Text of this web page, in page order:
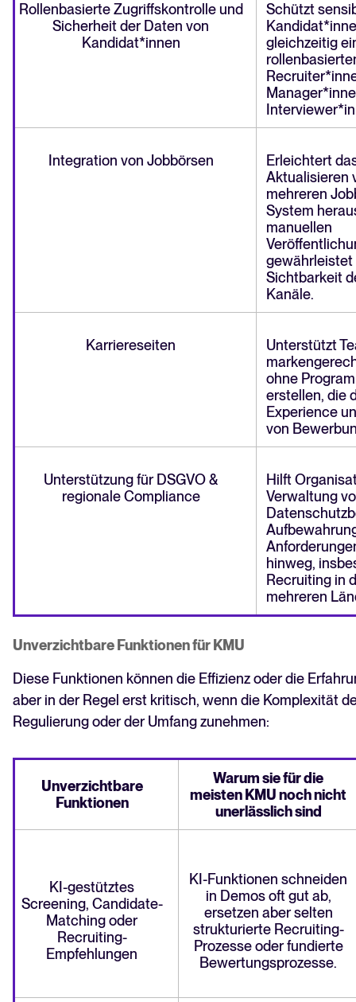
Rollenbasierte Zugriffskontrolle und
Sicherheit der Daten von
Kandidat*innen
Schützt
gleichzeitig
Integration von Jobbörsen
Erleichtert
Aktualisieren
mehreren
System
manuellen
Sichtbarkeit
Kanäle.
Karriereseiten
Unterstützt
ohne
erstellen, die
Experience
von
Unterstützung für DSGVO &
regionale Compliance
Hilft
Verwaltung
hinweg,
Recruiting in
mehreren
Unverzichtbare Funktionen für KMU
Diese Funktionen können die Effizienz oder die
aber in der Regel erst kritisch, wenn die Komplexität
Regulierung oder der Umfang zunehmen:
Unverzichtbare
Funktionen
Warum sie für die
meisten KMU noch nicht
unerlässlich sind
KI-gestütztes
Screening, Candidate-
Matching oder
Recruiting-
Empfehlungen
KI-Funktionen schneiden
in Demos oft gut ab,
ersetzen aber selten
strukturierte Recruiting-
Prozesse oder fundierte
Bewertungsprozesse.